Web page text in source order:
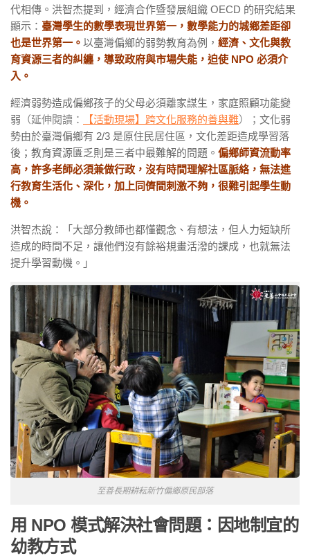
代相傳。洪智杰提到，經濟合作暨發展組織 OECD 的研究結果
顯示： 臺灣學生的數學表現世界第一，數學能力的城鄉差距卻
也是世界第一。 以臺灣偏鄉的弱勢教育為例， 經濟、文化與教
育資源三者的糾纏，導致政府與市場失能，迫使 NPO 必須介
入。
經濟弱勢造成偏鄉孩子的父母必須離家謀生，家庭照顧功能變
弱 （延伸閱讀： 【活動現場】跨文化服務的善與難）； 文化弱
勢由於臺灣偏鄉有 2/3 是原住民居住區，文化差距造成學習落
後；教育資源匱乏則是三者中最難解的問題。 偏鄉師資流動率
高，許多老師必須兼做行政，沒有時間理解社區脈絡，無法進
行教育生活化、深化，加上同儕間刺激不夠，很難引起學生動
機。
洪智杰說：「大部分教師也都懂觀念、有想法，但人力短缺所
造成的時間不足，讓他們沒有餘裕規畫活潑的課成，也就無法
提升學習動機。」
至善長期耕耘新竹偏鄉原民部落
用 NPO 模式解決社會問題：因地制宜的
幼教方式